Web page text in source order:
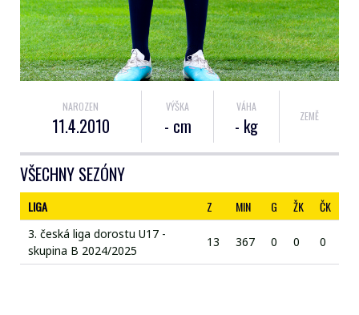
NAROZEN
11.4.2010
VÝŠKA
- cm
VÁHA
- kg ZEMĚ
VŠECHNY SEZÓNY
LIGA Z MIN G ŽK ČK
3. česká liga dorostu U17 -
skupina B 2024/2025
13 367 0 0 0